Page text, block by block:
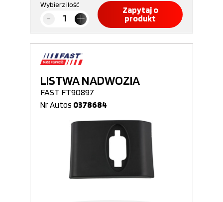
Wybierz ilość
Zapytaj o
produkt
LISTWA NADWOZIA
FAST FT90897
Nr Autos 0378684